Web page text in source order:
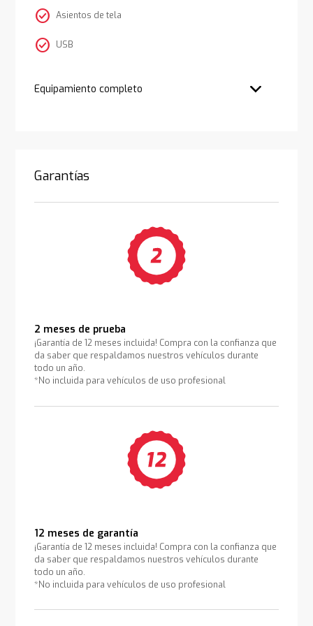
check_circle Asientos de tela
check_circle USB
Equipamiento completo
Garantías
2 meses de prueba
¡Garantía de 12 meses incluida! Compra con la confianza que
da saber que respaldamos nuestros vehículos durante
todo un año.
*No incluida para vehículos de uso profesional
12 meses de garantía
¡Garantía de 12 meses incluida! Compra con la confianza que
da saber que respaldamos nuestros vehículos durante
todo un año.
*No incluida para vehículos de uso profesional